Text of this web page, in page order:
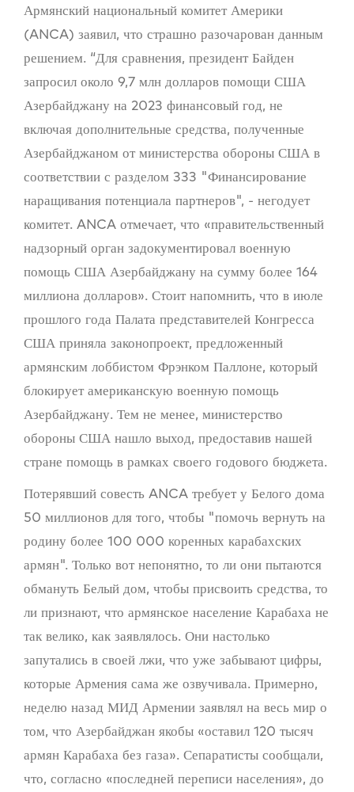
Армянский национальный комитет Америки
(ANCA) заявил, что страшно разочарован данным
решением. “Для сравнения, президент Байден
запросил около 9,7 млн ​​долларов помощи США
Азербайджану на 2023 финансовый год, не
включая дополнительные средства, полученные
Азербайджаном от министерства обороны США в
соответствии с разделом 333 "Финансирование
наращивания потенциала партнеров", - негодует
комитет. ANCA отмечает, что «правительственный
надзорный орган задокументировал военную
помощь США Азербайджану на сумму более 164
миллиона долларов». Стоит напомнить, что в июле
прошлого года Палата представителей Конгресса
США приняла законопроект, предложенный
армянским лоббистом Фрэнком Паллоне, который
блокирует американскую военную помощь
Азербайджану. Тем не менее, министерство
обороны США нашло выход, предоставив нашей
стране помощь в рамках своего годового бюджета.
Потерявший совесть ANCA требует у Белого дома
50 миллионов для того, чтобы "помочь вернуть на
родину более 100 000 коренных карабахских
армян". Только вот непонятно, то ли они пытаются
обмануть Белый дом, чтобы присвоить средства, то
ли признают, что армянское население Карабаха не
так велико, как заявлялось. Они настолько
запутались в своей лжи, что уже забывают цифры,
которые Армения сама же озвучивала. Примерно,
неделю назад МИД Армении заявлял на весь мир о
том, что Азербайджан якобы «оставил 120 тысяч
армян Карабаха без газа». Сепаратисты сообщали,
что, согласно «последней переписи населения», до